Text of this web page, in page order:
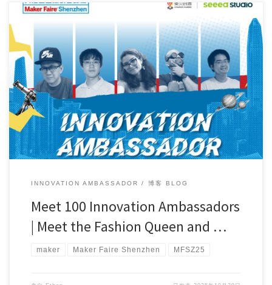
Maker Faire Shenzhen 2025 is counting down! 🎉 Have […]
INNOVATION AMBASSADOR 博客 BLOG
Meet 100 Innovation Ambassadors
| Meet the Fashion Queen and …
maker Maker Faire Shenzhen MFSZ25